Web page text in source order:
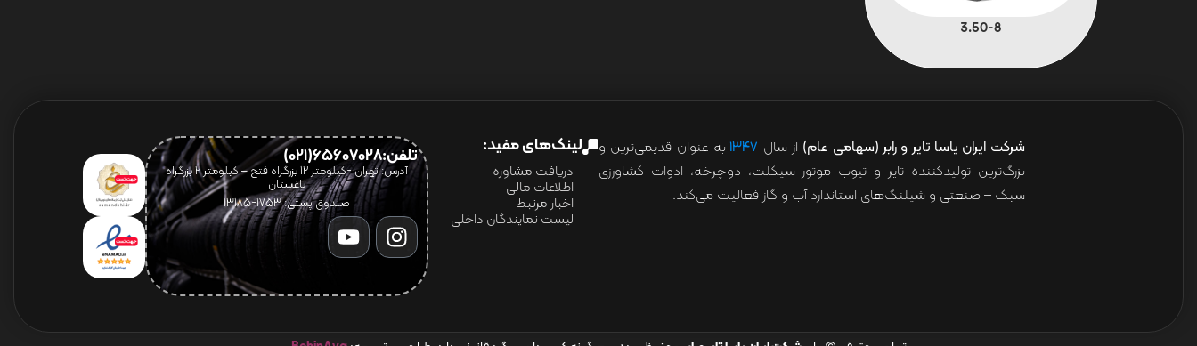
3.50-8
شرکت ایران یاسا تایر و رابر (سهامی عام) از سال ۱۳۴۷ به عنوان قدیمی‌ترین و
بزرگ‌ترین تولیدکننده تایر و تیوب موتور سیکلت، دوچرخه، ادوات کشاورزی
سبک – صنعتی و شیلنگ‌های استاندارد آب و گاز فعالیت می‌کند.
لینک‌های مفید:
دریافت مشاوره
اطلاعات مالی
اخبار مرتبط
لیست نمایندگان داخلی
تلفن:65607028(021)
آدرس: تهران -کیلومتر 12 بزرگراه فتح – کیلومتر ۲ بزرگراه
باغستان
صندوق پستی: 1753-13185